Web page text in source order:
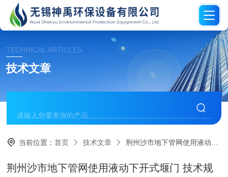
TECHNICAL ARTICLES
技术文章
当前位置：首页 技术文章 荆州沙市地下管网使用液动下开式堰门 技术规范
荆州沙市地下管网使用液动下开式堰门 技术规